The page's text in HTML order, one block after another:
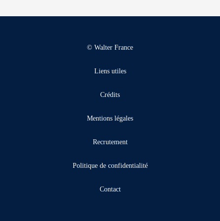
© Walter France
Liens utiles
Crédits
Mentions légales
Recrutement
Politique de confidentialité
Contact